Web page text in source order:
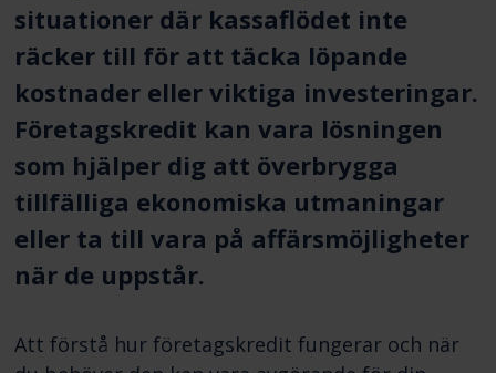
situationer där kassaflödet inte
räcker till för att täcka löpande
kostnader eller viktiga investeringar.
Företagskredit kan vara lösningen
som hjälper dig att överbrygga
tillfälliga ekonomiska utmaningar
eller ta till vara på affärsmöjligheter
när de uppstår.
Att förstå hur företagskredit fungerar och när